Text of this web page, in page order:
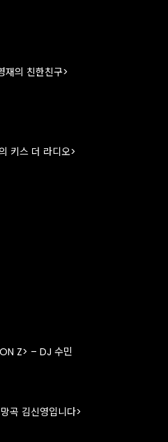
의 친한친구>
키스 더 라디오>
Z> – DJ 수민
곡 김신영입니다>